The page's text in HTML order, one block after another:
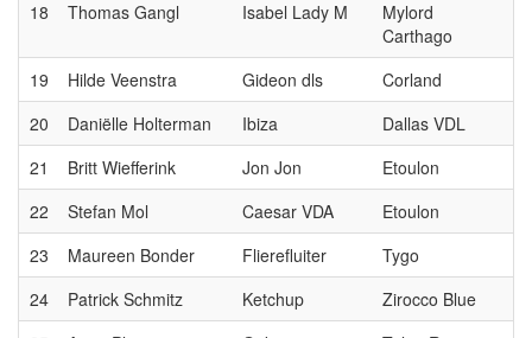
18
Thomas Gangl Isabel Lady M
Mylord
Carthago
19
Hilde Veenstra Gideon dls
Corland
20
Daniëlle Holterman Ibiza
Dallas VDL
21
Britt Wiefferink Jon Jon
Etoulon
22
Stefan Mol Caesar VDA
Etoulon
23
Maureen Bonder Flierefluiter
Tygo
24
Patrick Schmitz Ketchup
Zirocco Blue